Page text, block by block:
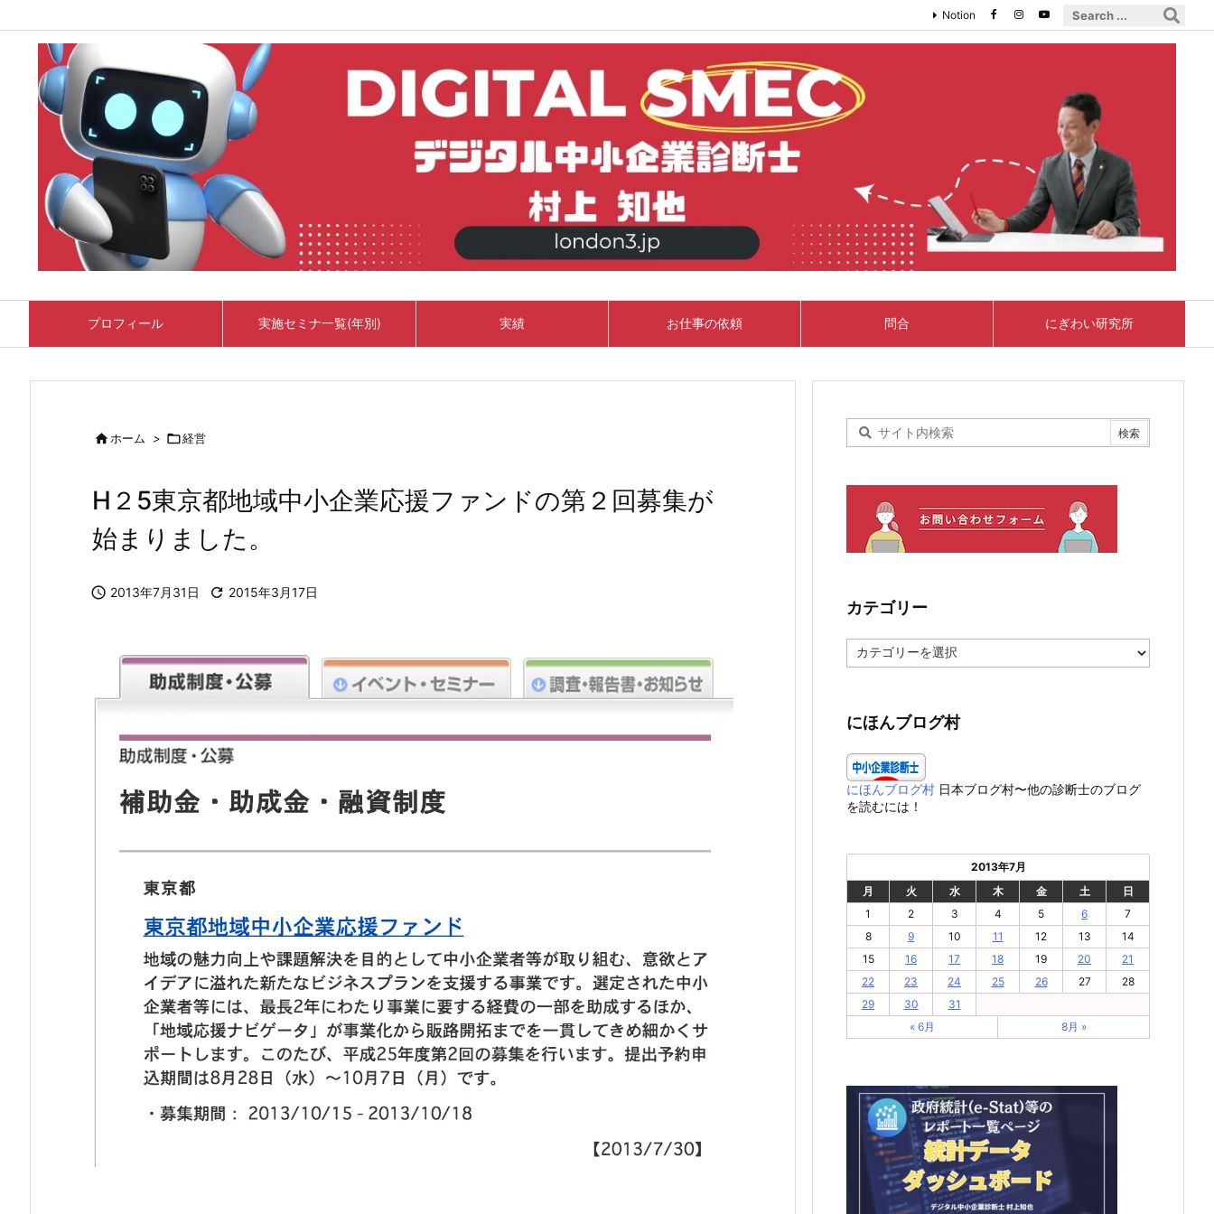
プロフィール 実施セミナ一覧(年別) 実績 お仕事の依頼 問合 にぎわい研究所
Notion
ホーム > 経営
H２5東京都地域中小企業応援ファンドの第２回募集が
始まりました。
 2013年7月31日  2015年3月17日
カテゴリー
テ
ー
にほんブログ村
にほんブログ村 日本ブログ村〜他の診断士のブログ
を読むには！
2013年7月
月
火 水 木 金 土
日
1
2 3 4 5 6
7
8
9 10 11 12 13
14
15
16 17 18 19 20
21
22
23 24 25 26 27
28
29
30
31
« 6月
8月 »